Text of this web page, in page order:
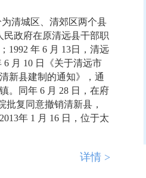
清城区、清郊区两个县
民政府在原清远县干部职
1992 年 6 月 13日，清远
6 月 10 日《关于清远市
新县建制的通知》，通
。同年 6 月 28 日，在府
批复同意撤销清新县，
年 1 月 16 日，位于太
详情 >